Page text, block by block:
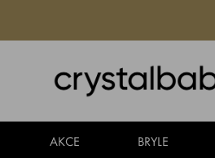
AKCE BRYLE